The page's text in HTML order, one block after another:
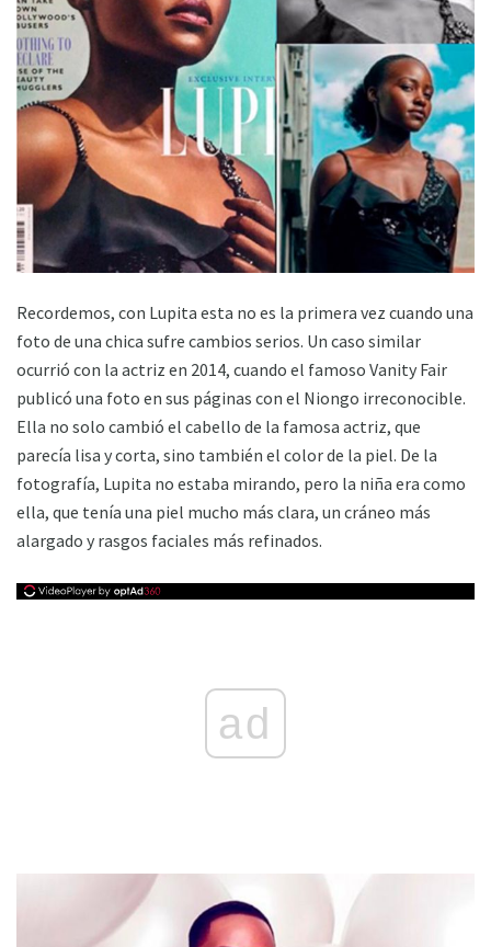
Recordemos, con Lupita esta no es la primera vez cuando una
foto de una chica sufre cambios serios. Un caso similar
ocurrió con la actriz en 2014, cuando el famoso Vanity Fair
publicó una foto en sus páginas con el Niongo irreconocible.
Ella no solo cambió el cabello de la famosa actriz, que
parecía lisa y corta, sino también el color de la piel. De la
fotografía, Lupita no estaba mirando, pero la niña era como
ella, que tenía una piel mucho más clara, un cráneo más
alargado y rasgos faciales más refinados.
ad